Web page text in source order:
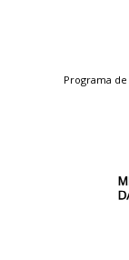
Programa